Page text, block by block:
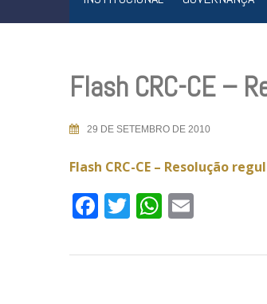
Flash CRC-CE –
29 DE SETEMBRO DE 2010
Flash CRC-CE – Resolução
Facebook
TwitterWhatsApp